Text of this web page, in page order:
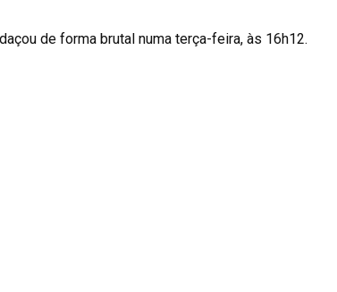
de forma brutal numa terça-feira, às 16h12.